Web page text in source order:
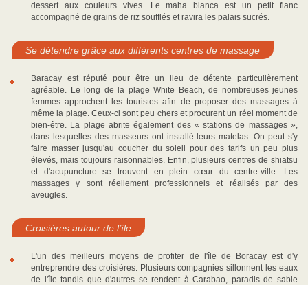
dessert aux couleurs vives. Le maha bianca est un petit flanc
accompagné de grains de riz soufflés et ravira les palais sucrés.
Se détendre grâce aux différents centres de massage
Baracay est réputé pour être un lieu de détente particulièrement
agréable. Le long de la plage White Beach, de nombreuses jeunes
femmes approchent les touristes afin de proposer des massages à
même la plage. Ceux-ci sont peu chers et procurent un réel moment de
bien-être. La plage abrite également des « stations de massages »,
dans lesquelles des masseurs ont installé leurs matelas. On peut s'y
faire masser jusqu'au coucher du soleil pour des tarifs un peu plus
élevés, mais toujours raisonnables. Enfin, plusieurs centres de shiatsu
et d'acupuncture se trouvent en plein cœur du centre-ville. Les
massages y sont réellement professionnels et réalisés par des
aveugles.
Croisières autour de l'île
L'un des meilleurs moyens de profiter de l'île de Boracay est d'y
entreprendre des croisières. Plusieurs compagnies sillonnent les eaux
de l'île tandis que d'autres se rendent à Carabao, paradis de sable